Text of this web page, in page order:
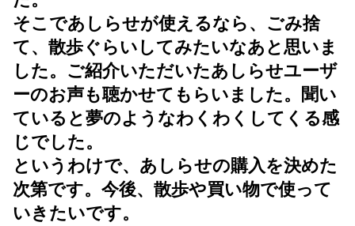
そこであしらせが使えるなら、ごみ捨
て、散歩ぐらいしてみたいなあと思いま
した。ご紹介いただいたあしらせユーザ
ーのお声も聴かせてもらいました。聞い
ていると夢のようなわくわくしてくる感
じでした。
というわけで、あしらせの購入を決めた
次第です。今後、散歩や買い物で使って
いきたいです。